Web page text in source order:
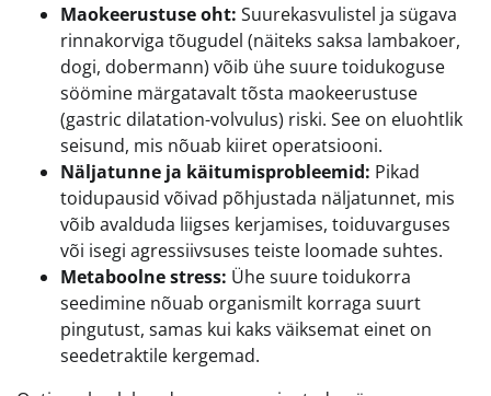
Maokeerustuse oht: Suurekasvulistel ja sügava
rinnakorviga tõugudel (näiteks saksa lambakoer,
dogi, dobermann) võib ühe suure toidukoguse
söömine märgatavalt tõsta maokeerustuse
(gastric dilatation-volvulus) riski. See on eluohtlik
seisund, mis nõuab kiiret operatsiooni.
Näljatunne ja käitumisprobleemid: Pikad
toidupausid võivad põhjustada näljatunnet, mis
võib avalduda liigses kerjamises, toiduvarguses
või isegi agressiivsuses teiste loomade suhtes.
Metaboolne stress: Ühe suure toidukorra
seedimine nõuab organismilt korraga suurt
pingutust, samas kui kaks väiksemat einet on
seedetraktile kergemad.